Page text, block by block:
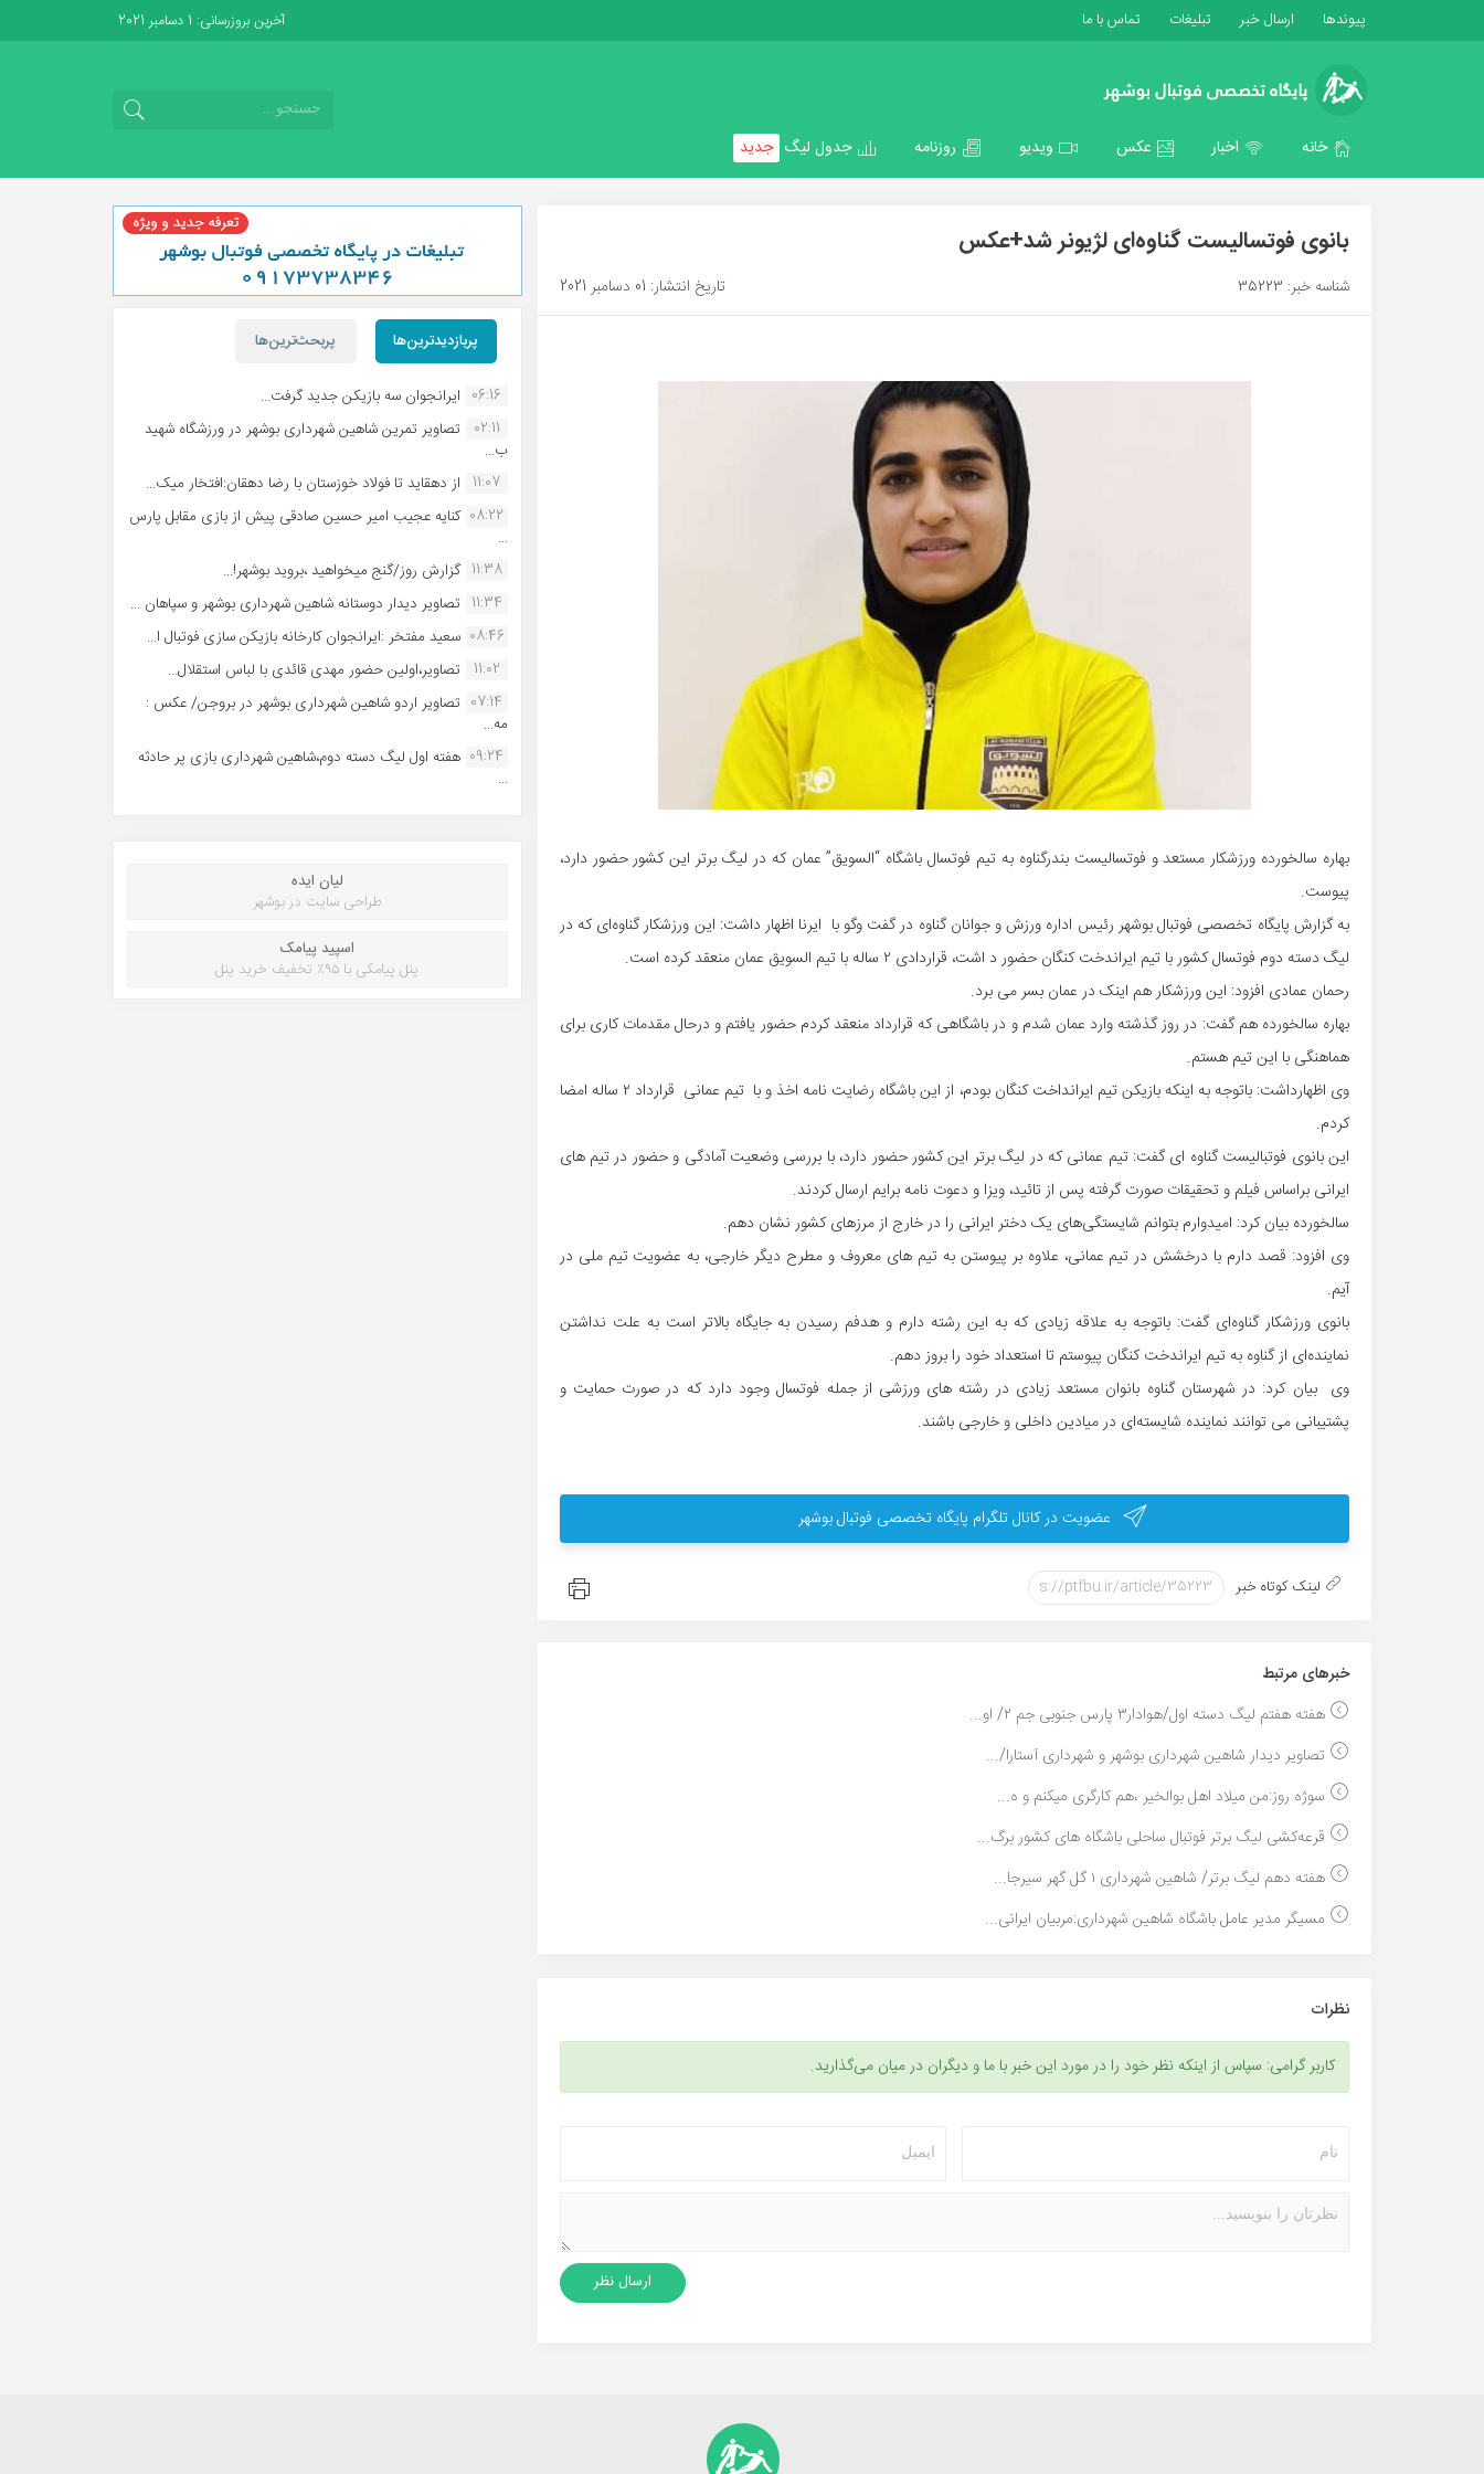
پیوندها ارسال خبر تبلیغات تماس با ما آخرین بروزرسانی: 1 دسامبر 2021
خانه اخبار عکس ویدیو روزنامه جدول لیگ جدید
بانوی فوتسالیست گناوه‌ای لژیونر شد+عکس
شناسه خبر: 35223 تاریخ انتشار: 01 دسامبر 2021
بهاره سالخورده ورزشکار مستعد و فوتسالیست بندرگناوه به تیم فوتسال باشگاه “السویق” عمان که در لیگ برتر این کشور حضور دارد،
پیوست.
به گزارش پایگاه تخصصی فوتبال بوشهر رئیس اداره ورزش و جوانان گناوه در گفت وگو با ایرنا اظهار داشت: این ورزشکار گناوه‌ای که در
لیگ دسته دوم فوتسال کشور با تیم ایراندخت کنگان حضور د اشت، قراردادی ۲ ساله با تیم السویق عمان منعقد کرده است.
رحمان عمادی افزود: این ورزشکار هم اینک در عمان بسر می برد.
بهاره سالخورده هم گفت: در روز گذشته وارد عمان شدم و در باشگاهی که قرارداد منعقد کردم حضور یافتم و درحال مقدمات کاری برای
هماهنگی با این تیم هستم.
وی اظهارداشت: باتوجه به اینکه بازیکن تیم ایرانداخت کنگان بودم، از این باشگاه رضایت نامه اخذ و با تیم عمانی قرارداد ۲ ساله امضا
کردم.
این بانوی فوتبالیست گناوه ای گفت: تیم عمانی که در لیگ برتر این کشور حضور دارد، با بررسی وضعیت آمادگی و حضور در تیم های
ایرانی براساس فیلم و تحقیقات صورت گرفته پس از تائید، ویزا و دعوت نامه برایم ارسال کردند.
سالخورده بیان کرد: امیدوارم بتوانم شایستگی‌های یک دختر ایرانی را در خارج از مرزهای کشور نشان دهم.
وی افزود: قصد دارم با درخشش در تیم عمانی، علاوه بر پیوستن به تیم های معروف و مطرح دیگر خارجی، به عضویت تیم ملی در
آیم.
بانوی ورزشکار گناوه‌ای گفت: باتوجه به علاقه زیادی که به این رشته دارم و هدفم رسیدن به جایگاه بالاتر است به علت نداشتن
نماینده‌ای از گناوه به تیم ایراندخت کنگان پیوستم تا استعداد خود را بروز دهم.
وی بیان کرد: در شهرستان گناوه بانوان مستعد زیادی در رشته های ورزشی از جمله فوتسال وجود دارد که در صورت حمایت و
پشتیبانی می توانند نماینده شایسته‌ای در میادین داخلی و خارجی باشند.
عضویت در کانال تلگرام پایگاه تخصصی فوتبال بوشهر
لینک کوتاه خبر
خبر‌های مرتبط
هفته هفتم لیگ دسته اول/هوادار۳ پارس جنوبی جم ۲/ او...
تصاویر دیدار شاهین شهرداری بوشهر و شهرداری آستارا/...
سوژه روز:من میلاد اهل بوالخیر ،هم کارگری میکنم و ه...
قرعه‌کشی لیگ برتر فوتبال ساحلی باشگاه های کشور برگ...
هفته دهم لیگ برتر/ شاهین شهرداری ۱ گل گهر سیرجا...
مسیگر مدیر عامل باشگاه شاهین شهرداری:مربیان ایرانی...
نظرات
کاربر گرامی: سپاس از اینکه نظر خود را در مورد این خبر با ما و دیگران در میان می‌گذارید.
پربازدیدترین‌ها پربحث‌ترین‌ها
06:16 ایرانجوان سه بازیکن جدید گرفت...
02:11
تصاویر تمرین شاهین شهردارى بوشهر در ورزشگاه شهید
ب...
11:07 از دهقاید تا فولاد خوزستان با رضا دهقان:افتخار میک...
08:22 کنایه عجیب امیر حسین صادقی پیش از بازی مقابل پارس
...
11:38 گزارش روز/گنج میخواهید ،بروید بوشهر!...
11:34 تصاویر دیدار دوستانه شاهین شهردارى بوشهر و سپاهان ...
08:46 سعید مفتخر :ایرانجوان کارخانه بازیکن سازی فوتبال ا...
11:02
تصاویر،اولین حضور مهدی قائدی با لباس استقلال...
07:14 تصاویر اردو شاهین شهرداری بوشهر در بروجن/ عکس :
مه...
09:24 هفته اول لیگ دسته دوم،شاهین شهرداری بازی پر حادثه
...
لیان ایده
طراحی سایت در بوشهر
اسپید پیامک
پنل پیامکی با ۹۵٪ تخفیف خرید پنل